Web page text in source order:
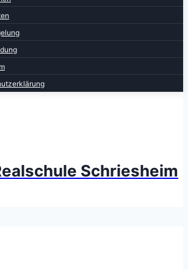
Schriesheim